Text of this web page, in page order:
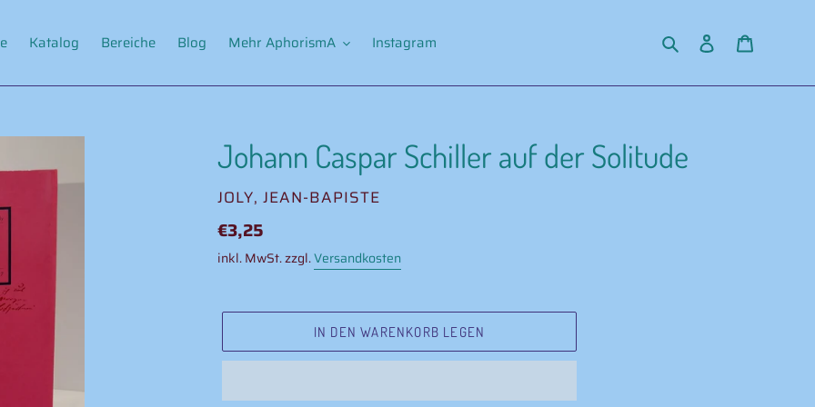
Katalog Bereiche Blog Mehr AphorismA Instagram Suchen Einloggen
Johann Caspar Schiller auf der Solitude
VERKÄUFER
JOLY, JEAN-BAPISTE
Normaler
Preis
€3,25
inkl. MwSt. zzgl.Versandkosten
IN DEN WARENKORB LEGEN